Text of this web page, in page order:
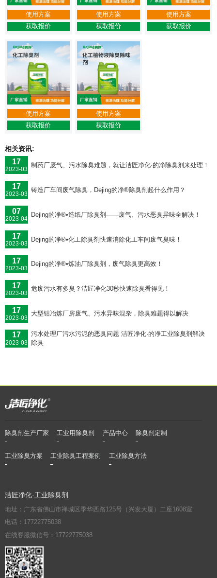
使用方案
获取报价
使用方案
获取报价
使用方案
获取报价
使用方案
获取报价
使用方案
获取报价
相关资讯:
17
2023-03
制药厂废气、污水除臭难题，就让洁匠净化·的净除臭剂来处理！
17
2023-03
铸造厂车间废气除臭，Dejing的净®除臭剂起什么作用？
07
2023-04
Dejing的净®•造纸厂除臭剂——废气、污水恶臭异味全解决！
17
2023-03
Dejing的净®•化工除臭剂快速消除化工车间废气臭味！
17
2023-03
Dejing的净®•炼油厂除臭剂，废气除臭更高效！
17
2023-03
危废污水有多臭？洁匠净化30秒快速除臭看得见！
17
2023-03
大型钴冶炼厂房废气、污水异味混杂，除臭难题得以解决
17
2023-03
污水处理厂污水污泥的恶臭问题 洁匠净化·的净工业除臭剂解决
除臭
除臭剂生产厂家 工业用除臭剂 产品中心 除臭剂定制
工业除臭方案 工业除臭工程案例 工业除臭方法
洁匠净化·工业除臭剂
地址：广东省佛山市禅城区季华西路125号（兴发大厦）二座1608室
电话：17722775038
在线客服微信号：17722775038